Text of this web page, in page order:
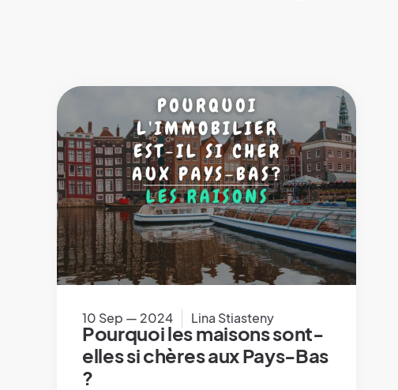
10 Sep — 2024 Lina Stiasteny
Pourquoi les maisons sont-
elles si chères aux Pays-Bas
?